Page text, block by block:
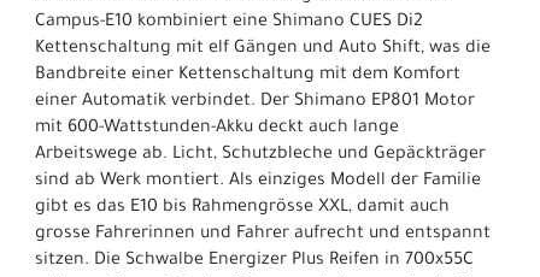
Campus-E10 kombiniert eine Shimano CUES Di2
Kettenschaltung mit elf Gängen und Auto Shift, was die
Bandbreite einer Kettenschaltung mit dem Komfort
einer Automatik verbindet. Der Shimano EP801 Motor
mit 600-Wattstunden-Akku deckt auch lange
Arbeitswege ab. Licht, Schutzbleche und Gepäckträger
sind ab Werk montiert. Als einziges Modell der Familie
gibt es das E10 bis Rahmengrösse XXL, damit auch
grosse Fahrerinnen und Fahrer aufrecht und entspannt
sitzen. Die Schwalbe Energizer Plus Reifen in 700x55C